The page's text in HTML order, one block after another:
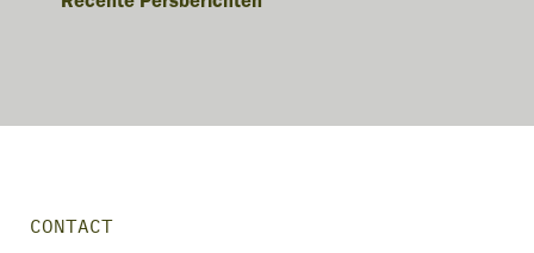
Recente Persberichten
CONTACT